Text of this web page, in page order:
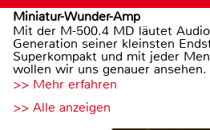
Miniatur-Wunder-Amp
Mit der M-500.4 MD läutet
Generation seiner kleinsten
Superkompakt und mit jeder
wollen wir uns genauer ansehen.
>> Mehr erfahren
>> Alle anzeigen